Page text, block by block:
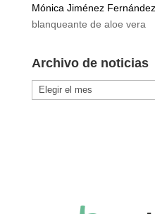
Mónica Jiménez Fernández
blanqueante de aloe vera
Archivo de noticias
Archivo
de